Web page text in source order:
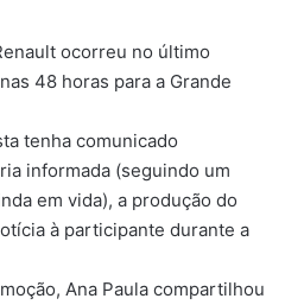
ocorreu no último
48 horas para a Grande
tenha comunicado
informada (seguindo um
em vida), a produção do
à participante durante a
Ana Paula compartilhou